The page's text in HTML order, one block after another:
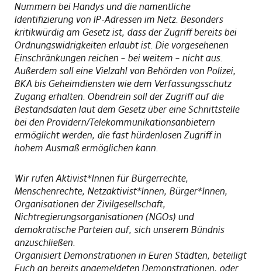
Nummern bei Handys und die namentliche
Identifizierung von IP-Adressen im Netz. Besonders
kritikwürdig am Gesetz ist, dass der Zugriff bereits bei
Ordnungswidrigkeiten erlaubt ist. Die vorgesehenen
Einschränkungen reichen – bei weitem – nicht aus.
Außerdem soll eine Vielzahl von Behörden von Polizei,
BKA bis Geheimdiensten wie dem Verfassungsschutz
Zugang erhalten. Obendrein soll der Zugriff auf die
Bestandsdaten laut dem Gesetz über eine Schnittstelle
bei den Providern/Telekommunikationsanbietern
ermöglicht werden, die fast hürdenlosen Zugriff in
hohem Ausmaß ermöglichen kann.
Wir rufen Aktivist*Innen für Bürgerrechte,
Menschenrechte, Netzaktivist*Innen, Bürger*Innen,
Organisationen der Zivilgesellschaft,
Nichtregierungsorganisationen (NGOs) und
demokratische Parteien auf, sich unserem Bündnis
anzuschließen.
Organisiert Demonstrationen in Euren Städten, beteiligt
Euch an bereits angemeldeten Demonstrationen, oder